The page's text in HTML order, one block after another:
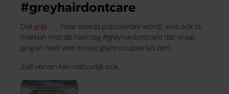
#greyhairdontcare
Datgrijs
haar steeds populairder wordt, was ook te
merken met de hashtag #greyhaidontcare dat viraal
ging en heel veel mooie grijze coupes liet zien.
Zelf verven kan natuurlijk ook.